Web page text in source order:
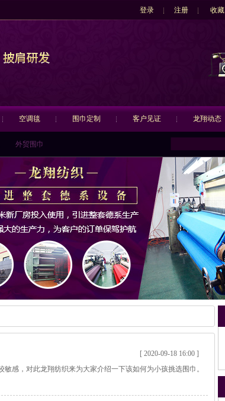
登录 注册 收藏
空调毯 围巾定制 客户见证 龙翔动态
外贸围巾
[ 2020-09-18 16:00 ]
感，对此龙翔纺织来为大家介绍一下该如何为小孩挑选围巾。